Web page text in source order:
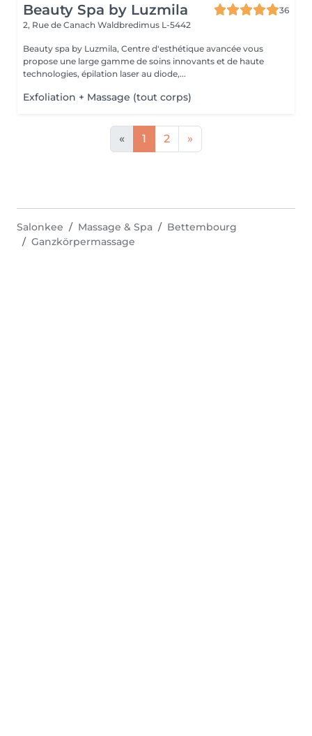
Beauty Spa by Luzmila
36
2, Rue de Canach Waldbredimus L-5442
Beauty spa by Luzmila, Centre d'esthétique avancée vous
propose une large gamme de soins innovants et de haute
technologies, épilation laser au diode,...
Exfoliation + Massage (tout corps)
« 1 2 »
Salonkee Massage & Spa
Bettembourg
Ganzkörpermassage